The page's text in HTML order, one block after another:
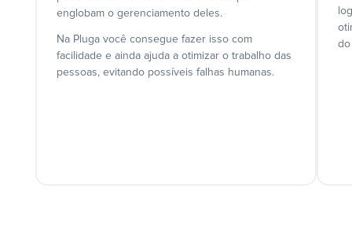
englobam o gerenciamento deles.
Na Pluga você consegue fazer isso com
facilidade e ainda ajuda a otimizar o trabalho das
pessoas, evitando possíveis falhas humanas.
do